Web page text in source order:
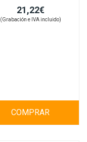
21,22€
(Grabación e IVA incluido)
COMPRAR